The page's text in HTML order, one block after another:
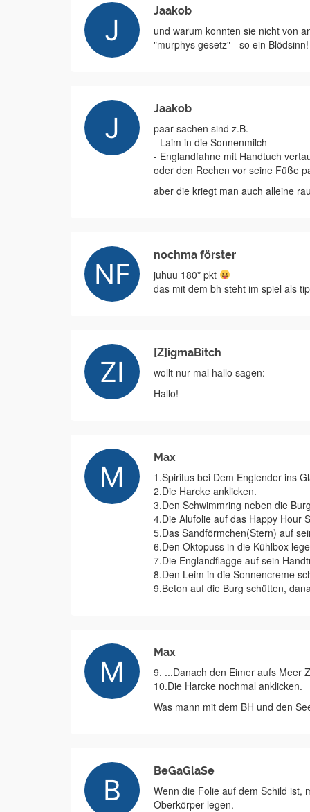
Jaakob
und warum konnten sie nicht von
"murphys gesetz" - so ein Blödsinn!
Jaakob
paar sachen sind z.B.
- Laim in die Sonnenmilch
- Englandfahne mit Handtuch
oder den Rechen vor seine Füße
aber die kriegt man auch alleine
nochma förster
juhuu 180* pkt
das mit dem bh steht im spiel als
[Z]igmaBitch
wollt nur mal hallo sagen:
Hallo!
Max
1.Spiritus bei Dem Englender ins
2.Die Harcke anklicken.
3.Den Schwimmring neben die
4.Die Alufolie auf das Happy Hour
5.Das Sandförmchen(Stern) auf
6.Den Oktopuss in die Kühlbox
7.Die Englandflagge auf sein
8.Den Leim in die Sonnencreme
9.Beton auf die Burg schütten,
Max
9. ...Danach den Eimer aufs Meer
10.Die Harcke nochmal anklicken.
Was mann mit dem BH und den
BeGaGlaSe
Wenn die Folie auf dem Schild ist,
Oberkörper legen.